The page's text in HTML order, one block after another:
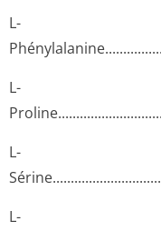
L-
L-
L-
L-